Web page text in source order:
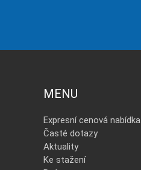
MENU
Expresní cenová nabídka
Časté dotazy
Aktuality
Ke stažení